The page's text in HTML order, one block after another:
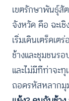
เขตรักษาพันธุ์สั
จังหวัด คือ ฉะเ
เริ่มเดินเตร็ดเ
ช้างและชุมชนร
และไม่มีทีท่าจะทุ
ถอดรหัสหลากมุ